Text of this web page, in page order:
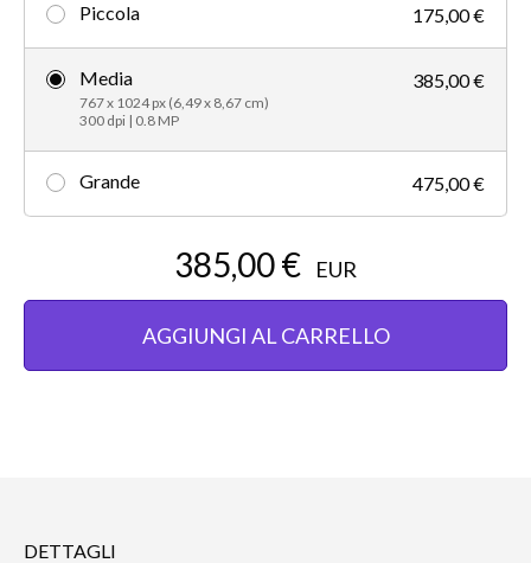
Piccola 175,00 €
Media
767 x 1024 px (6,49 x 8,67 cm)
300 dpi | 0.8 MP
385,00 €
Grande 475,00 €
385,00 € EUR
AGGIUNGI AL CARRELLO
DETTAGLI